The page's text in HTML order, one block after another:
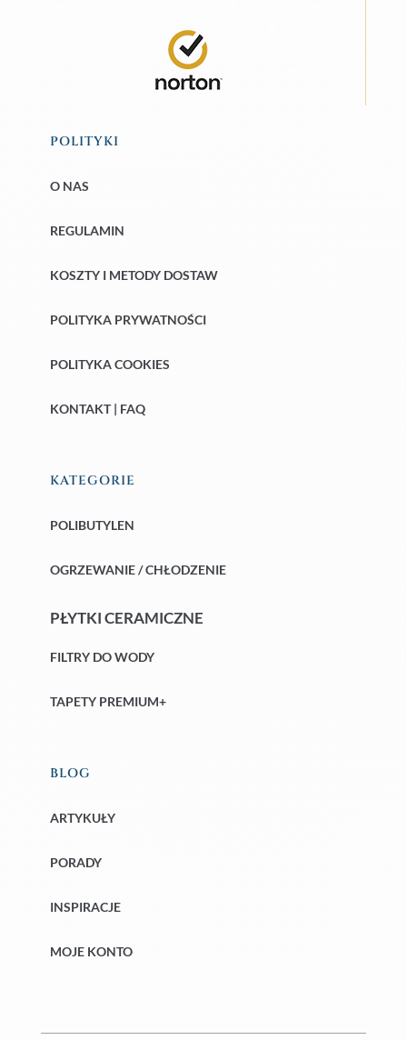
POLITYKI
O NAS
REGULAMIN
KOSZTY I METODY DOSTAW
POLITYKA PRYWATNOŚCI
POLITYKA COOKIES
KONTAKT | FAQ
KATEGORIE
POLIBUTYLEN
OGRZEWANIE / CHŁODZENIE
PŁYTKI CERAMICZNE
FILTRY DO WODY
TAPETY PREMIUM+
BLOG
ARTYKUŁY
PORADY
INSPIRACJE
MOJE KONTO